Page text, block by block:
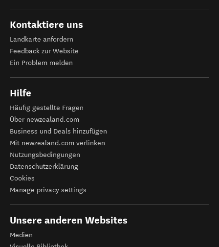
Kontaktiere uns
Landkarte anfordern
Feedback zur Website
Ein Problem melden
Hilfe
Häufig gestellte Fragen
Über newzealand.com
Business und Deals hinzufügen
Mit newzealand.com verlinken
Nutzungsbedingungen
Datenschutzerklärung
Cookies
Manage privacy settings
Unsere anderen Websites
Medien